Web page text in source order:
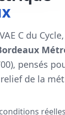
C du Cycle,
pensés
de la